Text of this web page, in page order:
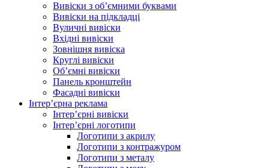
Вивіски з об’ємними буквами
Вивіски на підкладці
Вуличні вивіски
Вхідні вивіски
Зовнішня вивіска
Круглі вивіски
Об’ємні вивіски
Панель кронштейн
Фасадні вивіски
Інтер’єрна реклама
Інтер’єрні вивіски
Інтер’єрні логотипи
Логотипи з акрилу
Логотипи з контражуром
Логотипи з металу